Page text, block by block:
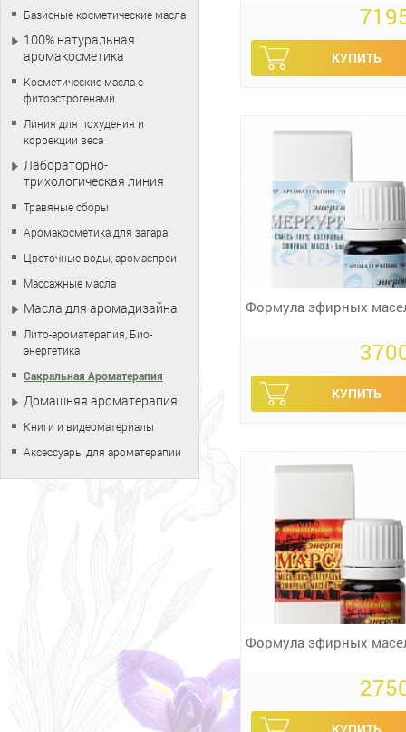
Формула эфирных
Формула эфирных
Базисные косметические масла
100% натуральная
аромакосметика
Косметические масла с
фитоэстрогенами
Линия для похудения и
коррекции веса
Лабораторно-
трихологическая линия
Травяные сборы
Аромакосметика для загара
Цветочные воды, аромаспреи
Массажные масла
Масла для аромадизайна
Лито-ароматерапия, Био-
энергетика
Сакральная Ароматерапия
Домашняя ароматерапия
Книги и видеоматериалы
Аксессуары для ароматерапии